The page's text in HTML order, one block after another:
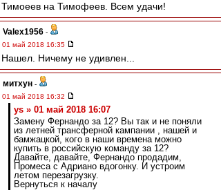
Тимоеев на Тимофеев. Всем удачи!
Valex1956 -
01 май 2018 16:35
Нашел. Ничему не удивлен...
митхун -
01 май 2018 16:32
ys » 01 май 2018 16:07
Замену Фернандо за 12? Вы так и не поняли
из летней трансферной кампании , нашей и
бамжацкой, кого в наши времена можно
купить в российскую команду за 12?
Давайте, давайте, Фернандо продадим,
Промеса с Адриано вдогонку. И устроим
летом перезагрузку.
Вернуться к началу